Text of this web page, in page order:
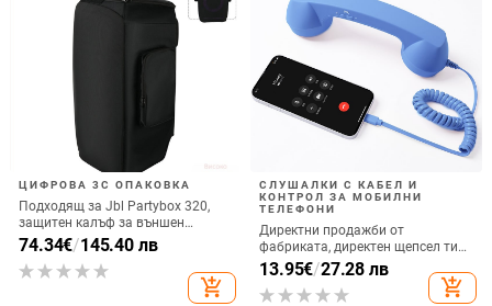
ЦИФРОВА 3C ОПАКОВКА
Подходящ за Jbl Partybox 320,
защитен калъф за външен
високоговорител, калъф за
количка Stage 320 Audio,
прахозащитно покритие.
74.34€/145.40 лв
add_shopping_cart
СЛУШАЛКИ С КАБЕЛ И
КОНТРОЛ ЗА МОБИЛНИ
ТЕЛЕФОНИ
Директни продажби от
фабриката, директен щепсел тип
C, мобилен телефон, Douyin
Internet Celebrity, електрически
микрофон, слушалки с C порт,
13.95€/27.28 лв
add_shopping_cart